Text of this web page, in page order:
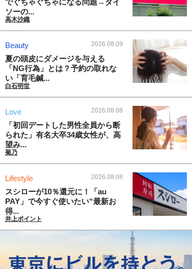
でぐちゃぐちゃになる問題→ダイ
ソーの...
高木沙織
Beauty 2026.08.09
夏の頭皮にダメージを与える
「NG行為」とは？予約の取れな
い「育毛鍼...
白石明世
Love 2026.08.08
「初回デートした男性全員から断
られた」有名大卒34歳女性が、高
望み...
菊乃
Lifestyle 2026.08.08
スシローが10％還元に！「au
PAY」で今すぐ使いたい“最新お
得...
井上ポイント